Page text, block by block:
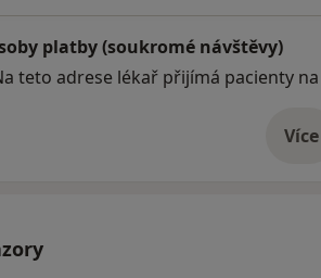
platby (soukromé návštěvy)
teto adrese lékař přijímá pacienty
Více
o